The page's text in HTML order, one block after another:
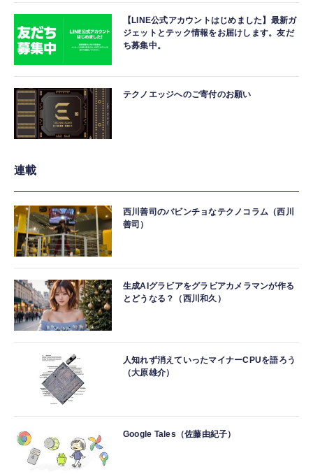
【LINE公式アカウントはじめました】最新ガ
ジェットとテック情報をお届けします。友だ
ち募集中。
テクノエッジへのご寄付のお願い
連載
西川善司のバビンチョなテクノコラム（西川
善司）
生成AIグラビアをグラビアカメラマンが作る
とどうなる？（西川和久）
人知れず消えていったマイナーCPUを語ろう
（大原雄介）
Google Tales（佐藤由紀子）